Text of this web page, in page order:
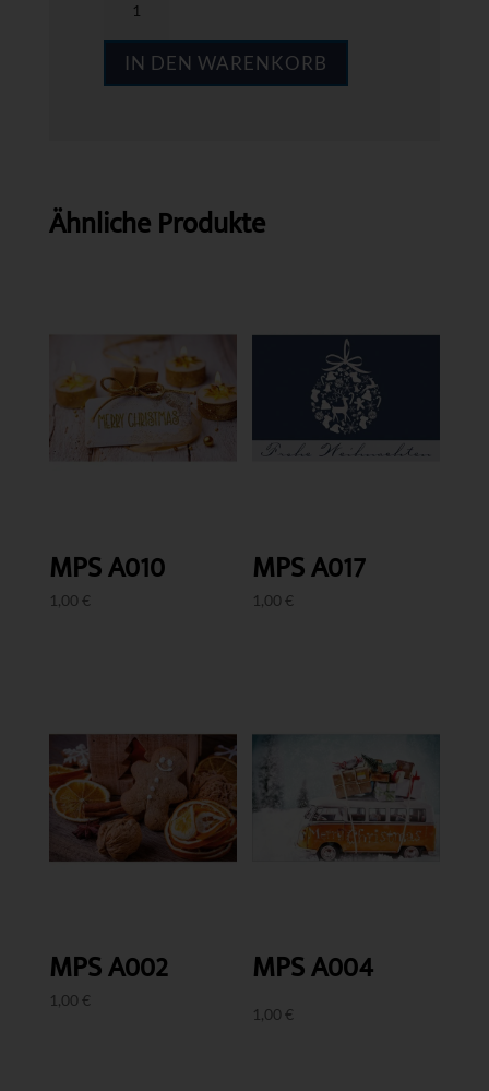
Menge
IN DEN WARENKORB
Ähnliche Produkte
MPS A010
1,00 €
MPS A017
1,00 €
MPS A002
1,00 €
MPS A004
1,00 €